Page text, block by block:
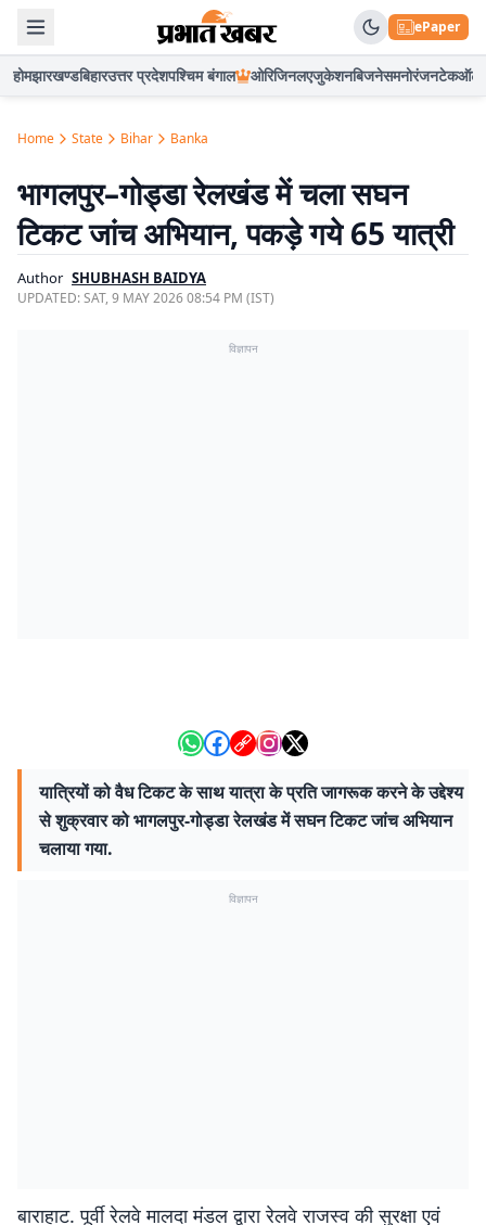
ePaper
होमझारखण्डबिहारउत्तर प्रदेशपश्चिम बंगाल ओरिजिनलएजुकेशनबिजनेसमनोरंजनटेकऑटो
Home State Bihar Banka
भागलपुर–गोड्डा रेलखंड में चला सघन
टिकट जांच अभियान, पकड़े गये 65 यात्री
Author SHUBHASH BAIDYA
UPDATED:SAT, 9 MAY 2026 08:54 PM (IST)
विज्ञापन
यात्रियों को वैध टिकट के साथ यात्रा के प्रति जागरूक करने के उद्देश्य
से शुक्रवार को भागलपुर-गोड्डा रेलखंड में सघन टिकट जांच अभियान
चलाया गया.
विज्ञापन
बाराहाट. पूर्वी रेलवे मालदा मंडल द्वारा रेलवे राजस्व की सुरक्षा एवं